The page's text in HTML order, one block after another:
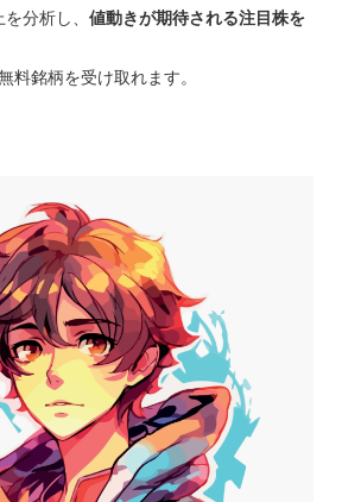
分析し、 値動きが期待される注目株を
料銘柄を受け取れます。